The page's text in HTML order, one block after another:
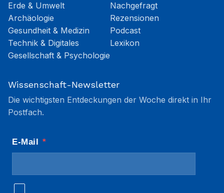
Erde & Umwelt
Archäologie
Gesundheit & Medizin
Technik & Digitales
Gesellschaft & Psychologie
Nachgefragt
Rezensionen
Podcast
Lexikon
Wissenschaft-Newsletter
Die wichtigsten Entdeckungen der Woche direkt in Ihr
Postfach.